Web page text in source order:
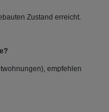
Zustand erreicht.
empfehlen